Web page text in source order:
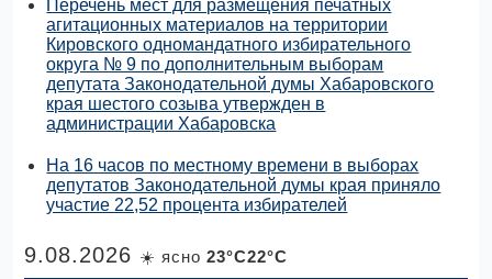
Перечень мест для размещения печатных
агитационных материалов на территории
Кировского одномандатного избирательного
округа № 9 по дополнительным выборам
депутата Законодательной думы Хабаровского
края шестого созыва утвержден в
администрации Хабаровска
На 16 часов по местному времени в выборах
депутатов Законодательной думы края приняло
участие 22,52 процента избирателей
9.08.2026 ☀️ ясно23°C22°C